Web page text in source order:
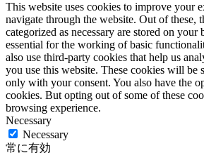
This website uses cookies to improve your
navigate through the website. Out of these,
categorized as necessary are stored on your
essential for the working of basic
also use third-party cookies that help us
you use this website. These cookies will be
only with your consent. You also have the
cookies. But opting out of some of these
browsing experience.
Necessary
Necessary
常に有効